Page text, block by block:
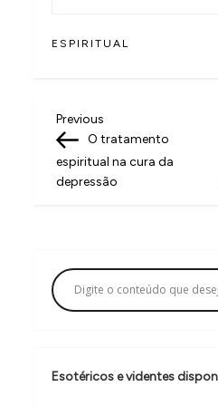
ESPIRITUAL
N
a
v
a
ç
o
d
Previous
Post
Previous
O tratamento
espiritual na cura da
depressão
Esotéricos e videntes